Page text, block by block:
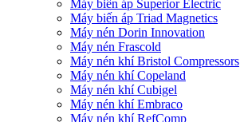
Máy biến áp Superior Electric
Máy biến áp Triad Magnetics
Máy nén Dorin Innovation
Máy nén Frascold
Máy nén khí Bristol Compressors
Máy nén khí Copeland
Máy nén khí Cubigel
Máy nén khí Embraco
Máy nén khí RefComp